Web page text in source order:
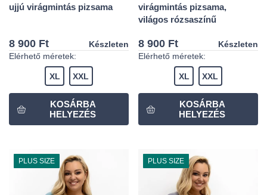
ujjú virágmintás pizsama
8 900 Ft
Készleten
Elérhető méretek:
XL XXL
virágmintás pizsama,
világos rózsaszínű
8 900 Ft
Készleten
Elérhető méretek:
XL XXL
PLUS SIZE PLUS SIZE